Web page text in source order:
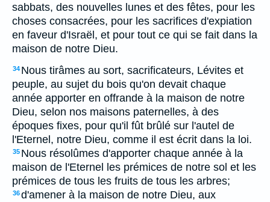
sabbats, des nouvelles lunes et des fêtes, pour les
choses consacrées, pour les sacrifices d'expiation
en faveur d'Israël, et pour tout ce qui se fait dans la
maison de notre Dieu.
34 Nous tirâmes au sort, sacrificateurs, Lévites et
peuple, au sujet du bois qu'on devait chaque
année apporter en offrande à la maison de notre
Dieu, selon nos maisons paternelles, à des
époques fixes, pour qu'il fût brûlé sur l'autel de
l'Eternel, notre Dieu, comme il est écrit dans la loi.
35 Nous résolûmes d'apporter chaque année à la
maison de l'Eternel les prémices de notre sol et les
prémices de tous les fruits de tous les arbres;
36d'amener à la maison de notre Dieu, aux